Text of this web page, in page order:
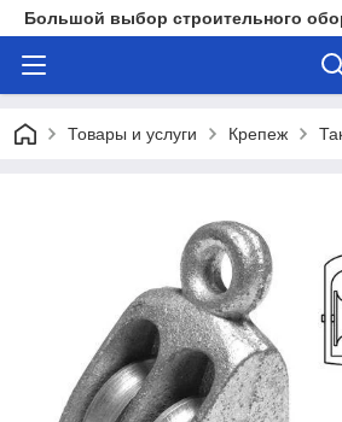
Большой выбор строительного
Товары и услуги Крепеж